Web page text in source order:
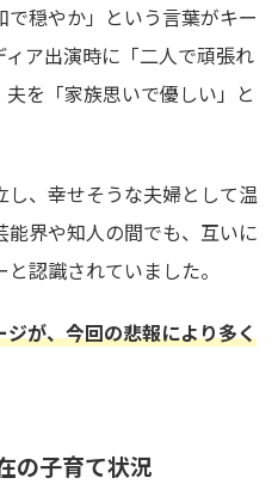
穏やか」という言葉がキー
ア出演時に「二人で頑張れ
を「家族思いで優しい」と
、幸せそうな夫婦として温
界や知人の間でも、互いに
認識されていました。
が、今回の悲報により多く
の子育て状況